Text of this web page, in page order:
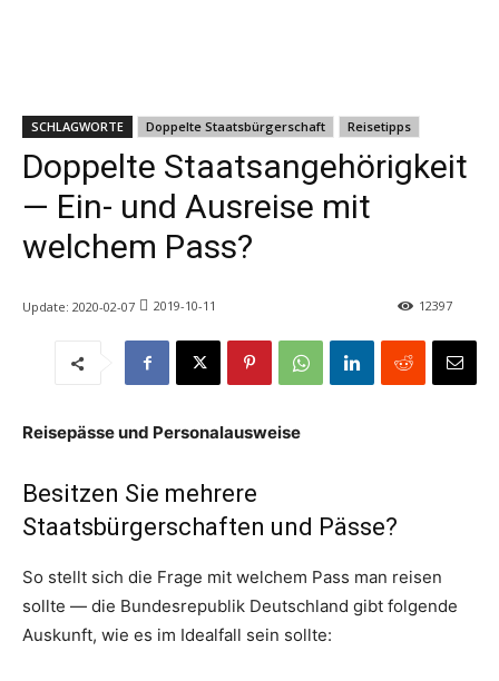
SCHLAGWORTE Doppelte Staatsbürgerschaft Reisetipps
Doppelte Staatsangehörigkeit
— Ein- und Ausreise mit
welchem Pass?
Update: 2020-02-07 2019-10-11 12397
Reisepässe und Personalausweise
Besitzen Sie mehrere
Staatsbürgerschaften und Pässe?
So stellt sich die Frage mit welchem Pass man reisen
sollte — die Bundesrepublik Deutschland gibt folgende
Auskunft, wie es im Idealfall sein sollte: